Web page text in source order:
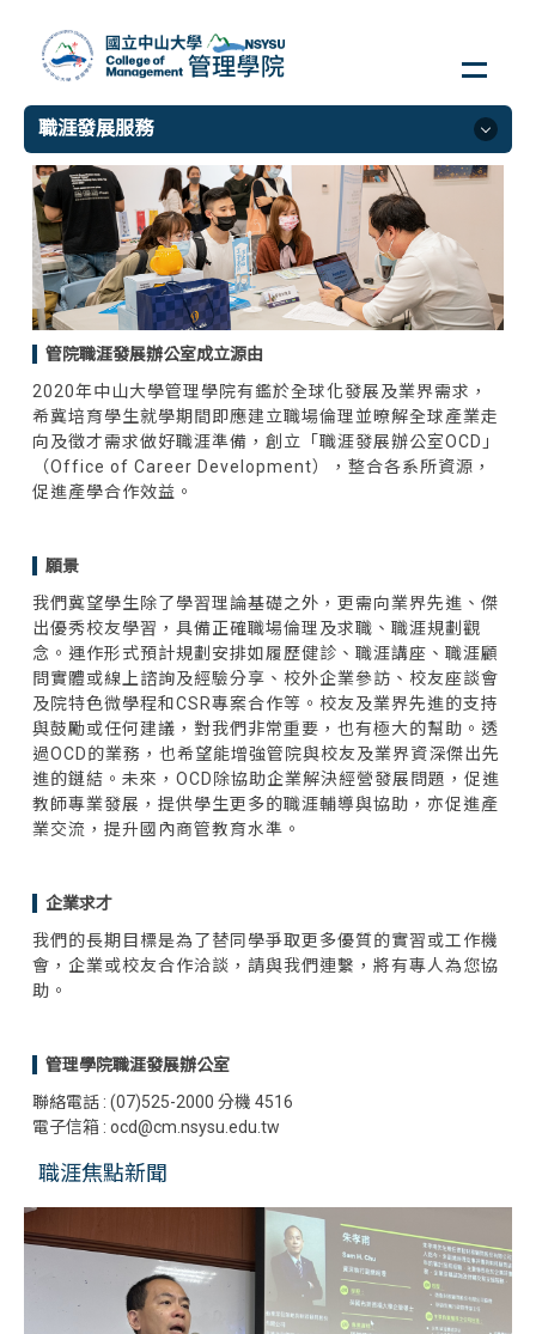
要
職涯發展服務
職涯發展服務
關於學生職涯發展
最新消息
諮詢服務
履歷健診
實習課程
職涯準備
實習保險
管院職涯發展辦公室成立源由
2020年中山大學管理學院有鑑於全球化發展及業界需求，
希冀培育學生就學期間即應建立職場倫理並暸解全球產業走
向及徵才需求做好職涯準備，創立「職涯發展辦公室OCD」
（Office of Career Development），整合各系所資源，
促進產學合作效益。
願景
我們冀望學生除了學習理論基礎之外，更需向業界先進、傑
出優秀校友學習，具備正確職場倫理及求職、職涯規劃觀
念。運作形式預計規劃安排如履歷健診、職涯講座、職涯顧
問實體或線上諮詢及經驗分享、校外企業參訪、校友座談會
及院特色微學程和CSR專案合作等。校友及業界先進的支持
與鼓勵或任何建議，對我們非常重要，也有極大的幫助。透
過OCD的業務，也希望能增強管院與校友及業界資深傑出先
進的鏈結。未來，OCD除協助企業解決經營發展問題，促進
教師專業發展，提供學生更多的職涯輔導與協助，亦促進產
業交流，提升國內商管教育水準。
企業求才
我們的長期目標是為了替同學爭取更多優質的實習或工作機
會，企業或校友合作洽談，請與我們連繫，將有專人為您協
助。
管理學院職涯發展辦公室
聯絡電話 : (07)525-2000 分機 4516
電子信箱 : ocd@cm.nsysu.edu.tw
職涯焦點新聞